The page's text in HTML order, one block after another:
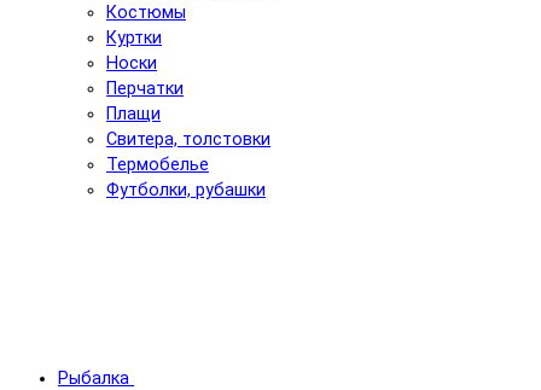
Костюмы
Куртки
Носки
Перчатки
Плащи
Свитера, толстовки
Термобелье
Футболки, рубашки
Рыбалка